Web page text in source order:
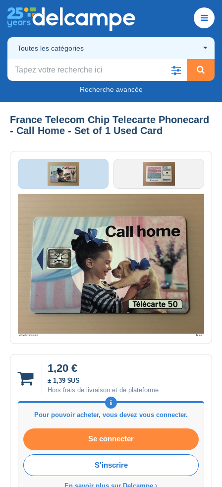
Toutes les catégories
Recherche avancée
France Telecom Chip Telecarte Phonecard
- Call Home - Set of 1 Used Card
1,20 €
± 1,39 $US
Hors frais de livraison et de plateforme
Pour pouvoir acheter, vous devez vous connecter.
Se connecter
S'inscrire